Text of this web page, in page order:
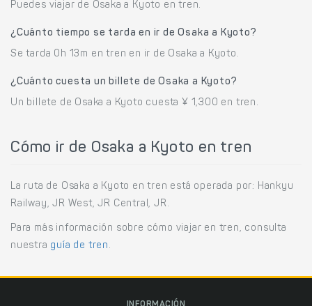
Puedes viajar de Osaka a Kyoto en tren.
¿Cuánto tiempo se tarda en ir de Osaka a Kyoto?
Se tarda 0h 13m en tren en ir de Osaka a Kyoto.
¿Cuánto cuesta un billete de Osaka a Kyoto?
Un billete de Osaka a Kyoto cuesta ¥ 1,300 en tren.
Cómo ir de Osaka a Kyoto en tren
La ruta de Osaka a Kyoto en tren está operada por: Hankyu
Railway, JR West, JR Central, JR.
Para más información sobre cómo viajar en tren, consulta
nuestra guía de tren .